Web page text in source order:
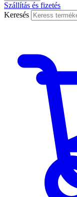
Szállítás és fizetés
Keresés